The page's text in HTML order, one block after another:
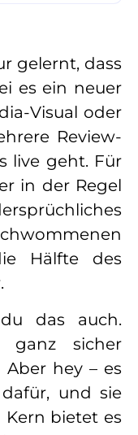
gelernt, dass
es ein neuer
Visual oder
Review-
live geht. Für
in der Regel
Hälfte des
das auch.
sicher
hey – es
und sie
bietet es